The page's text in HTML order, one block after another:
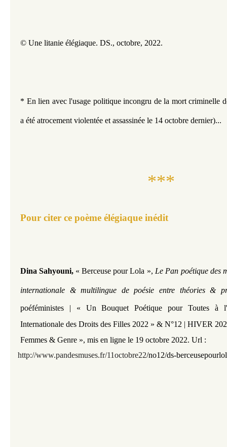
© Une litanie élégiaque. DS., octobre, 2022.
* En lien avec l'usage politique incongru de la mort criminelle
a été atrocement violentée et assassinée le 14 octobre dernier)...
***
Pour citer ce poème élégiaque inédit​​​​​
Dina Sahyouni​, « Berceuse pour Lola », Le Pan poétique des
internationale & multilingue de poésie entre théories &
poéféministes | « Un Bouquet Poétique pour Toutes à
Internationale des Droits des Filles 2022 » & N°12 | HIVER
Femmes & Genre », mis en ligne le 19 octobre 2022. Url :
http://www.pandesmuses.fr/11octobre22/no12/ds-